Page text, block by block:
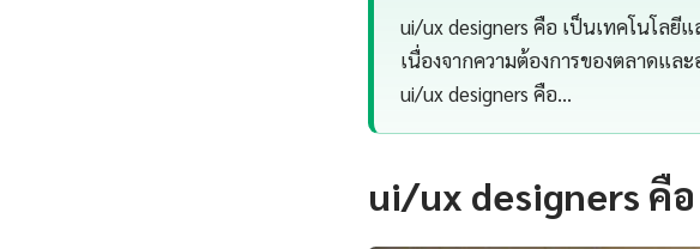
ui/ux designers คือ เป็นเทคโนโลยี
เนื่องจากความต้องการของตลาดแล
ui/ux designers คือ…
ui/ux designers คื